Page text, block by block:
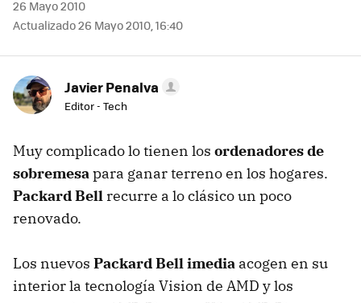
26 Mayo 2010
Actualizado 26 Mayo 2010, 16:40
Javier Penalva
Editor - Tech
Muy complicado lo tienen los ordenadores de
sobremesapara ganar terreno en los hogares.
Packard Bell recurre a lo clásico un poco
renovado.
Los nuevos Packard Bell imedia acogen en su
interior la tecnología Vision de AMD y los